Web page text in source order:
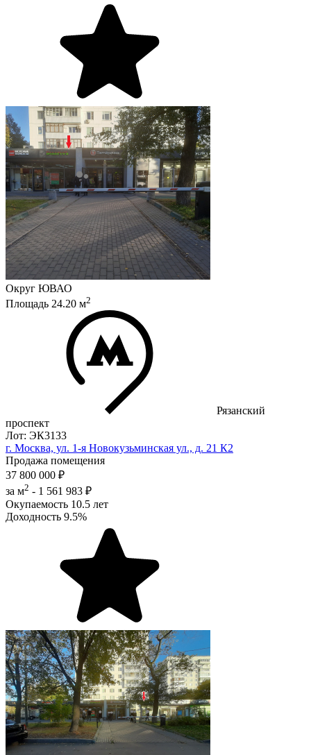
Округ ЮВАО
Площадь 24.20 м2
Рязанский
проспект
Лот: ЭК3133
г. Москва, ул. 1-я Новокузьминская ул., д. 21 К2
Продажа помещения
37 800 000 ₽
за м2 - 1 561 983 ₽
Окупаемость 10.5 лет
Доходность 9.5%